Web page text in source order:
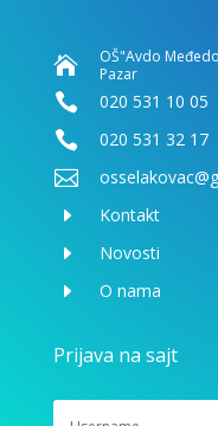

OŠ"Avdo
Pazar
 020 531 10 05
 020 531 32 17

E Kontakt
E Novosti
E O nama
Prijava na sajt